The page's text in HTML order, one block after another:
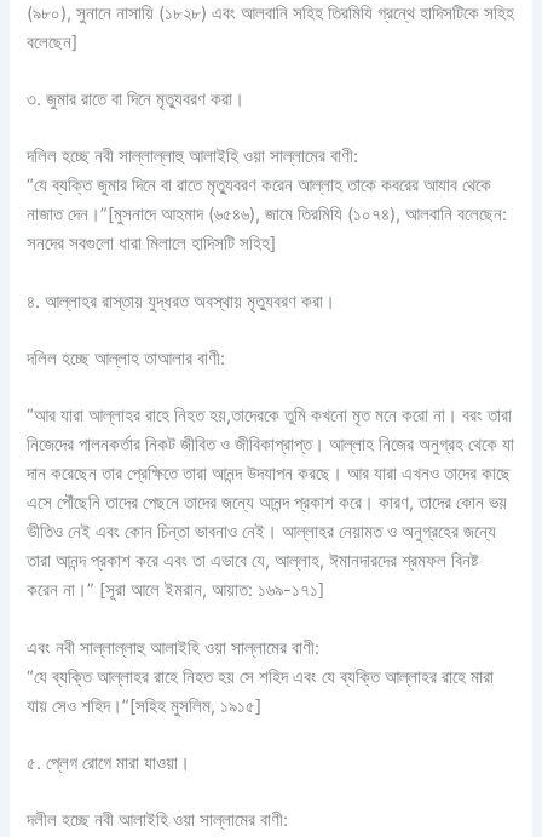
(৯৮০), সুনানে নাসায়ি (১৮২৮) এবং আলবানি সহিহ তিরমিযি গ্রন্থে হাদিসটিকে সহিহ
বলেছেন]
৩. জুমার রাতে বা দিনে মৃত্যুবরণ করা।
দলিল হচ্ছে নবী সাল্লাল্লাহু আলাইহি ওয়া সাল্লামের বাণী:
“যে ব্যক্তি জুমার দিনে বা রাতে মৃত্যুবরণ করেন আল্লাহ তাকে কবরের আযাব থেকে
নাজাত দেন।”[মুসনাদে আহমাদ (৬৫৪৬), জামে তিরমিযি (১০৭৪), আলবানি বলেছেন:
সনদের সবগুলো ধারা মিলালে হাদিসটি সহিহ]
৪. আল্লাহর রাস্তায় যুদ্ধরত অবস্থায় মৃত্যুবরণ করা।
দলিল হচ্ছে আল্লাহ তাআলার বাণী:
“আর যারা আল্লাহর রাহে নিহত হয়,তাদেরকে তুমি কখনো মৃত মনে করো না। বরং তারা
নিজেদের পালনকর্তার নিকট জীবিত ও জীবিকাপ্রাপ্ত। আল্লাহ নিজের অনুগ্রহ থেকে যা
দান করেছেন তার প্রেক্ষিতে তারা আনন্দ উদযাপন করছে। আর যারা এখনও তাদের কাছে
এসে পৌঁছেনি তাদের পেছনে তাদের জন্যে আনন্দ প্রকাশ করে। কারণ, তাদের কোন ভয়
ভীতিও নেই এবং কোন চিন্তা ভাবনাও নেই। আল্লাহর নেয়ামত ও অনুগ্রহের জন্যে
তারা আনন্দ প্রকাশ করে এবং তা এভাবে যে, আল্লাহ, ঈমানদারদের শ্রমফল বিনষ্ট
করেন না।” [সূরা আলে ইমরান, আয়াত: ১৬৯-১৭১]
এবং নবী সাল্লাল্লাহু আলাইহি ওয়া সাল্লামের বাণী:
“যে ব্যক্তি আল্লাহর রাহে নিহত হয় সে শহিদ এবং যে ব্যক্তি আল্লাহর রাহে মারা
যায় সেও শহিদ।”[সহিহ মুসলিম, ১৯১৫]
৫. প্লেগ রোগে মারা যাওয়া।
দলীল হচ্ছে নবী আলাইহি ওয়া সাল্লামের বাণী: